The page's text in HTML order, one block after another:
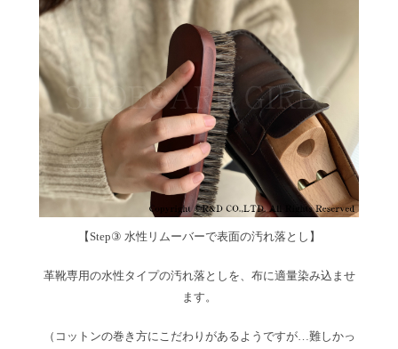
【Step③ 水性リムーバーで表面の汚れ落とし】
革靴専用の水性タイプの汚れ落としを、布に適量染み込ませ
ます。
（コットンの巻き方にこだわりがあるようですが…難しかっ